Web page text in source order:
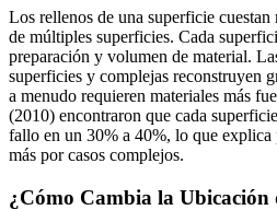
Los rellenos de una superficie cuestan
de múltiples superficies. Cada
preparación y volumen de material.
superficies y complejas reconstruyen
a menudo requieren materiales más
(2010) encontraron que cada
fallo en un 30% a 40%, lo que explica
más por casos complejos.
¿Cómo Cambia la Ubicación